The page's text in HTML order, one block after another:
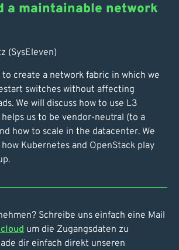
a maintainable network
(SysEleven)
to create a network fabric in which we
switches without affecting
We will discuss how to use L3
us to be vendor-neutral (to a
how to scale in the datacenter. We
Kubernetes and OpenStack play
Schreibe uns einfach eine Mail
um die Zugangsdaten zu
dir einfach direkt unseren